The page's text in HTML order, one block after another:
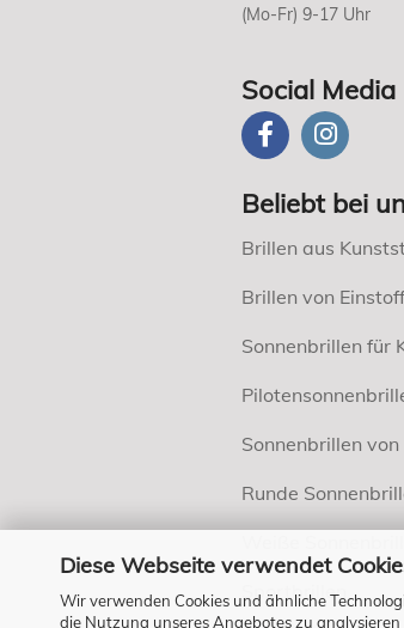
Diese Webseite verwendet
Wir verwenden Cookies und ähnliche
die Nutzung unseres Angebotes zu
(Mo-Fr) 9-17 Uhr
Social Media
Beliebt bei
Brillen aus
Brillen von
Sonnenbrillen für
Sonnenbrillen
Runde
Sportbrillen